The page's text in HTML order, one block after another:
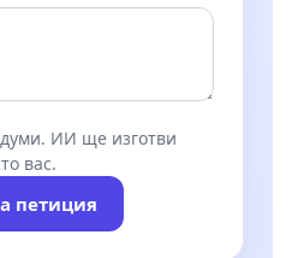
ИИ ще изготви
вас.
петиция